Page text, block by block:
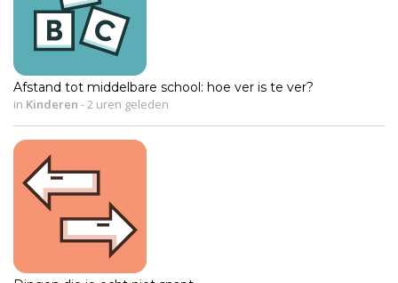
Afstand tot middelbare school: hoe ver is te ver?
in Kinderen - 2 uren geleden